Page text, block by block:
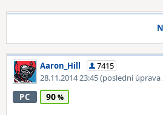
Aaron_Hill
7415
28.11.2014 23:45(poslední úprava
PC
90